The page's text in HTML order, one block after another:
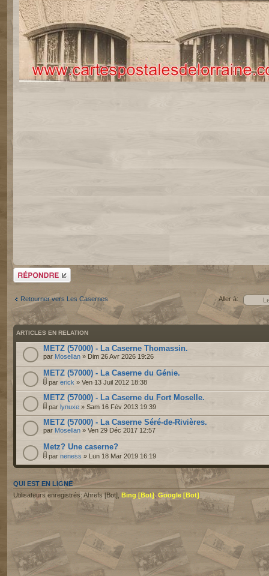
Répondre
Retourner vers Les Casernes Aller à:
ARTICLES EN RELATION
METZ (57000) - La Caserne Thomassin.
par Mosellan » Dim 26 Avr 2026 19:26
METZ (57000) - La Caserne du Génie.
par erick » Ven 13 Juil 2012 18:38
METZ (57000) - La Caserne du Fort Moselle.
par lynuxe » Sam 16 Fév 2013 19:39
METZ (57000) - La Caserne Séré-de-Rivières.
par Mosellan » Ven 29 Déc 2017 12:57
Metz? Une caserne?
par neness » Lun 18 Mar 2019 16:19
QUI EST EN LIGNE
Utilisateurs enregistrés: Ahrefs [Bot], Bing [Bot],Google [Bot]